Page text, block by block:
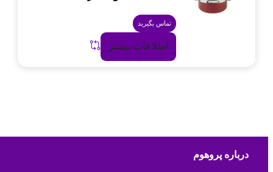
تماس بگیرید
اطلاعات بیشتر
درباره پروهوم